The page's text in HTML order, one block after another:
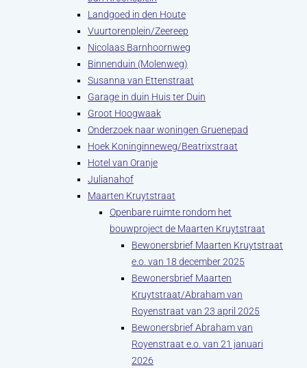
Landgoed in den Houte
Vuurtorenplein/Zeereep
Nicolaas Barnhoornweg
Binnenduin (Molenweg)
Susanna van Ettenstraat
Garage in duin Huis ter Duin
Groot Hoogwaak
Onderzoek naar woningen Gruenepad
Hoek Koninginneweg/Beatrixstraat
Hotel van Oranje
Julianahof
Maarten Kruytstraat
Openbare ruimte rondom het
bouwproject de Maarten Kruytstraat
Bewonersbrief Maarten Kruytstraat
e.o. van 18 december 2025
Bewonersbrief Maarten
Kruytstraat/Abraham van
Royenstraat van 23 april 2025
Bewonersbrief Abraham van
Royenstraat e.o. van 21 januari
2026